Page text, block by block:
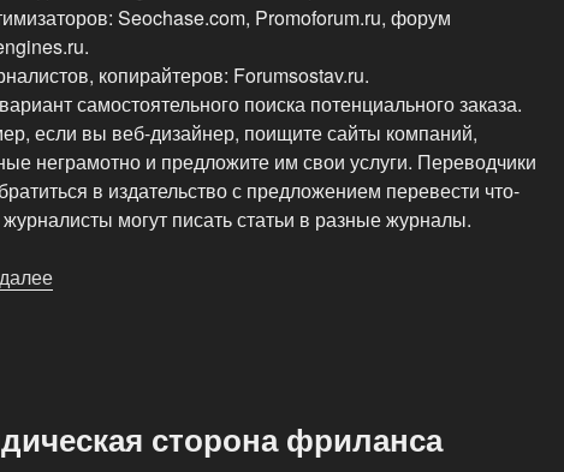
Seochase.com, Promoforum.ru, форум
копирайтеров: Forumsostav.ru.
самостоятельного поиска потенциального заказа.
если вы веб-дизайнер, поищите сайты компаний,
неграмотно и предложите им свои услуги. Переводчики
в издательство с предложением перевести что-
журналисты могут писать статьи в разные журналы.
сторона фриланса